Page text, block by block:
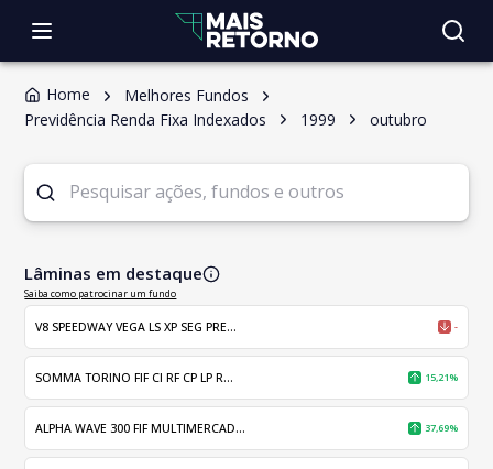
Home
Melhores Fundos
Previdência Renda Fixa Indexados
1999 outubro
Lâminas em destaque
Saiba como patrocinar um fundo
V8 SPEEDWAY VEGA LS XP SEG PRE... -
SOMMA TORINO FIF CI RF CP LP R... 15,21%
ALPHA WAVE 300 FIF MULTIMERCAD... 37,69%